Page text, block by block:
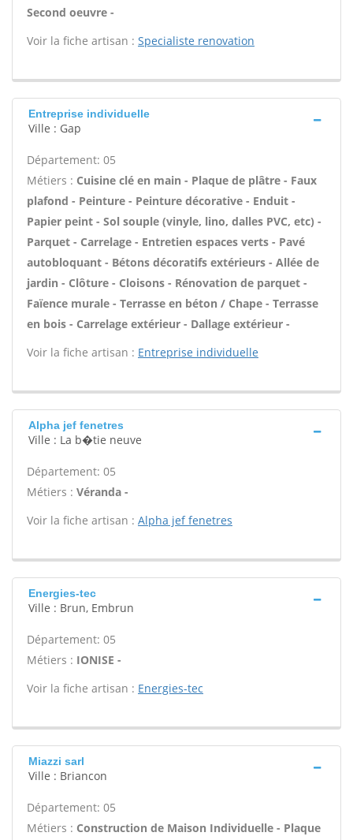
Second oeuvre -
Voir la fiche artisan : Specialiste renovation
Entreprise individuelle
Ville : Gap
Département: 05
Métiers : Cuisine clé en main - Plaque de plâtre - Faux
plafond - Peinture - Peinture décorative - Enduit -
Papier peint - Sol souple (vinyle, lino, dalles PVC, etc) -
Parquet - Carrelage - Entretien espaces verts - Pavé
autobloquant - Bétons décoratifs extérieurs - Allée de
jardin - Clôture - Cloisons - Rénovation de parquet -
Faïence murale - Terrasse en béton / Chape - Terrasse
en bois - Carrelage extérieur - Dallage extérieur -
Voir la fiche artisan : Entreprise individuelle
Alpha jef fenetres
Ville : La b�tie neuve
Département: 05
Métiers : Véranda -
Voir la fiche artisan : Alpha jef fenetres
Energies-tec
Ville : Brun, Embrun
Département: 05
Métiers : IONISE -
Voir la fiche artisan : Energies-tec
Miazzi sarl
Ville : Briancon
Département: 05
Métiers : Construction de Maison Individuelle - Plaque